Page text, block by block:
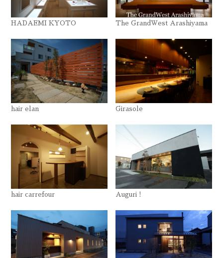
HADAEMI KYOTO The GrandWest Arashiyama
hair elan Girasole
hair carrefour Auguri !